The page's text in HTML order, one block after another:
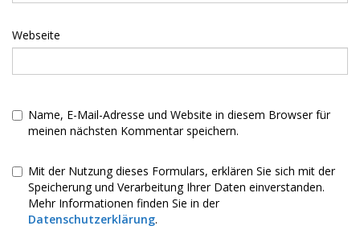
Webseite
Name, E-Mail-Adresse und Website in diesem Browser für
meinen nächsten Kommentar speichern.
Mit der Nutzung dieses Formulars, erklären Sie sich mit der
Speicherung und Verarbeitung Ihrer Daten einverstanden.
Mehr Informationen finden Sie in der
Datenschutzerklärung.